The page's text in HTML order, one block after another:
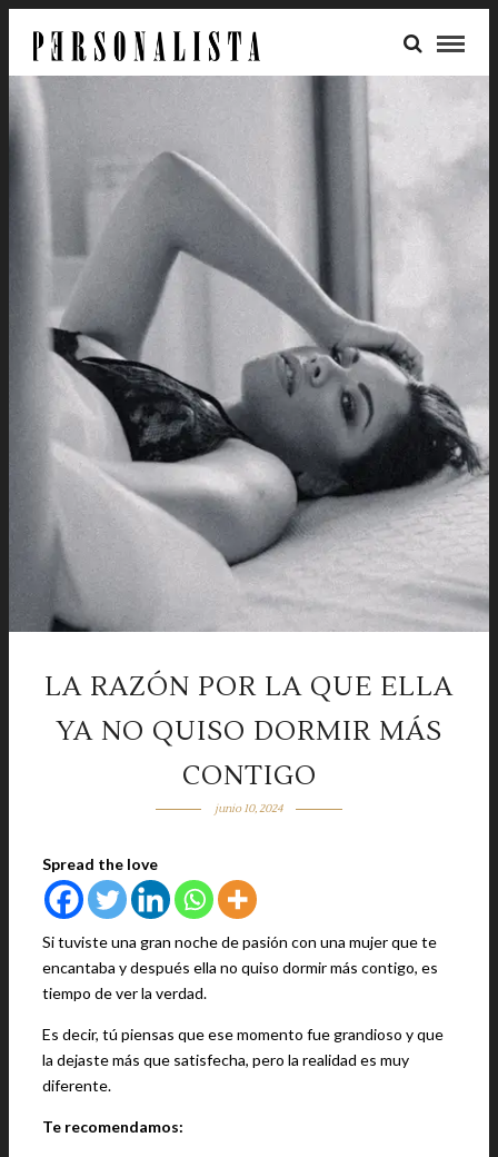
LA RAZÓN POR LA QUE ELLA
YA NO QUISO DORMIR MÁS
CONTIGO
junio 10, 2024
Spread the love
Si tuviste una gran noche de pasión con una mujer que te
encantaba y después ella no quiso dormir más contigo, es
tiempo de ver la verdad.
Es decir, tú piensas que ese momento fue grandioso y que
la dejaste más que satisfecha, pero la realidad es muy
diferente.
Te recomendamos: